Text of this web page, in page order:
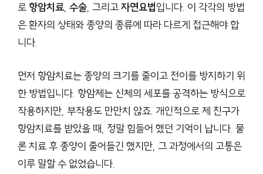
로 항암치료, 수술, 그리고자연요법입니다. 이 각각의 방법
은 환자의 상태와 종양의 종류에 따라 다르게 접근해야 합
니다.
먼저 항암치료는 종양의 크기를 줄이고 전이를 방지하기 위
한 방법입니다. 항암제는 신체의 세포를 공격하는 방식으로
작용하지만, 부작용도 만만치 않죠. 개인적으로 제 친구가
항암치료를 받았을 때, 정말 힘들어 했던 기억이 납니다. 물
론 치료 후 종양이 줄어들긴 했지만, 그 과정에서의 고통은
이루 말할 수 없었습니다.